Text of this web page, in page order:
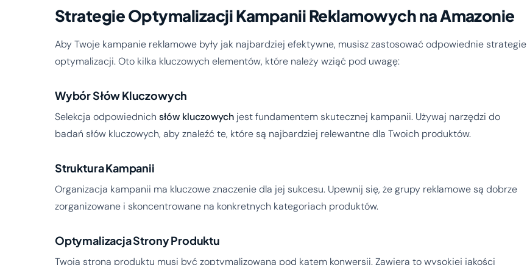
Strategie Optymalizacji Kampanii Reklamowych na Amazonie
Aby Twoje kampanie reklamowe były jak najbardziej efektywne, musisz zastosować odpowiednie strategie
optymalizacji. Oto kilka kluczowych elementów, które należy wziąć pod uwagę:
Wybór Słów Kluczowych
Selekcja odpowiednich słów kluczowych jest fundamentem skutecznej kampanii. Używaj narzędzi do
badań słów kluczowych, aby znaleźć te, które są najbardziej relewantne dla Twoich produktów.
Struktura Kampanii
Organizacja kampanii ma kluczowe znaczenie dla jej sukcesu. Upewnij się, że grupy reklamowe są dobrze
zorganizowane i skoncentrowane na konkretnych kategoriach produktów.
Optymalizacja Strony Produktu
Twoja strona produktu musi być zoptymalizowana pod kątem konwersji. Zawiera to wysokiej jakości